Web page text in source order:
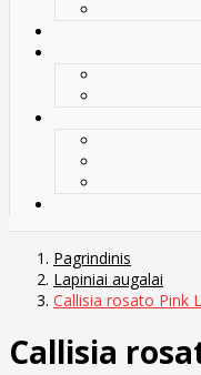
Pagrindinis
Lapiniai augalai
Callisia rosato Pink
Callisia